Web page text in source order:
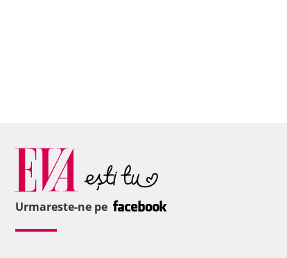
Urmareste-ne pe